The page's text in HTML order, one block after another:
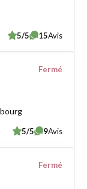
5/5 15Avis
Fermé
5/5 9Avis
Fermé